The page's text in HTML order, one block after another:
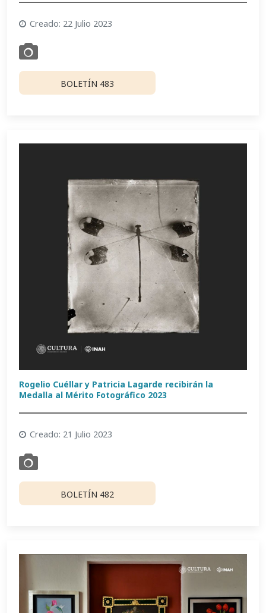
Creado: 22 Julio 2023
BOLETÍN 483
Rogelio Cuéllar y Patricia Lagarde recibirán la
Medalla al Mérito Fotográfico 2023
Creado: 21 Julio 2023
BOLETÍN 482